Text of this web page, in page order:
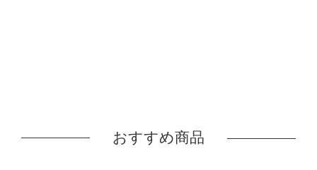
おすすめ商品